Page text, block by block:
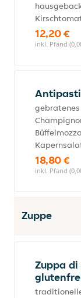
12,20 €
inkl. Pfand
18,80 €
inkl. Pfand
Zuppe
Zuppa